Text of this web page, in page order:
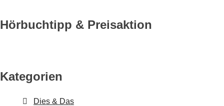
Hörbuchtipp & Preisaktion
Kategorien
Dies & Das